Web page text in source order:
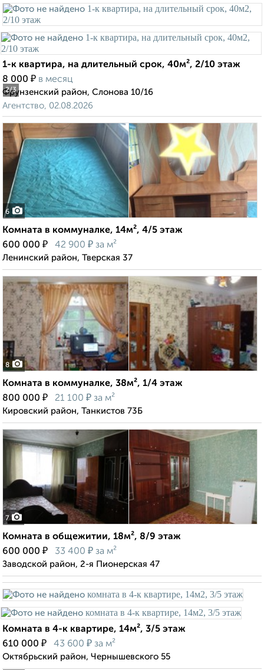
2/3
1-к квартира, на длительный срок, 40м², 2/10 этаж
8 000 ₽ в месяц
Фрунзенский район, Слонова 10/16
Агентство, 02.08.2026
6
Комната в коммуналке, 14м², 4/5 этаж
600 000 ₽ 42 900 ₽ за м²
Ленинский район, Тверская 37
8
Комната в коммуналке, 38м², 1/4 этаж
800 000 ₽ 21 100 ₽ за м²
Кировский район, Танкистов 73Б
7
Комната в общежитии, 18м², 8/9 этаж
600 000 ₽ 33 400 ₽ за м²
Заводской район, 2-я Пионерская 47
Комната в 4-к квартире, 14м², 3/5 этаж
610 000 ₽ 43 600 ₽ за м²
Октябрьский район, Чернышевского 55